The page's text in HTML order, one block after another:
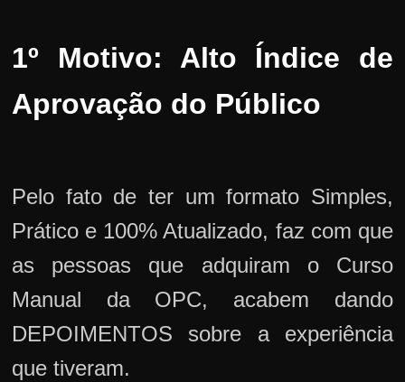
1º Motivo: Alto Índice de
Aprovação do Público
Pelo fato de ter um formato Simples,
Prático e 100% Atualizado, faz com que
as pessoas que adquiram o Curso
Manual da OPC, acabem dando
DEPOIMENTOS sobre a experiência
que tiveram.